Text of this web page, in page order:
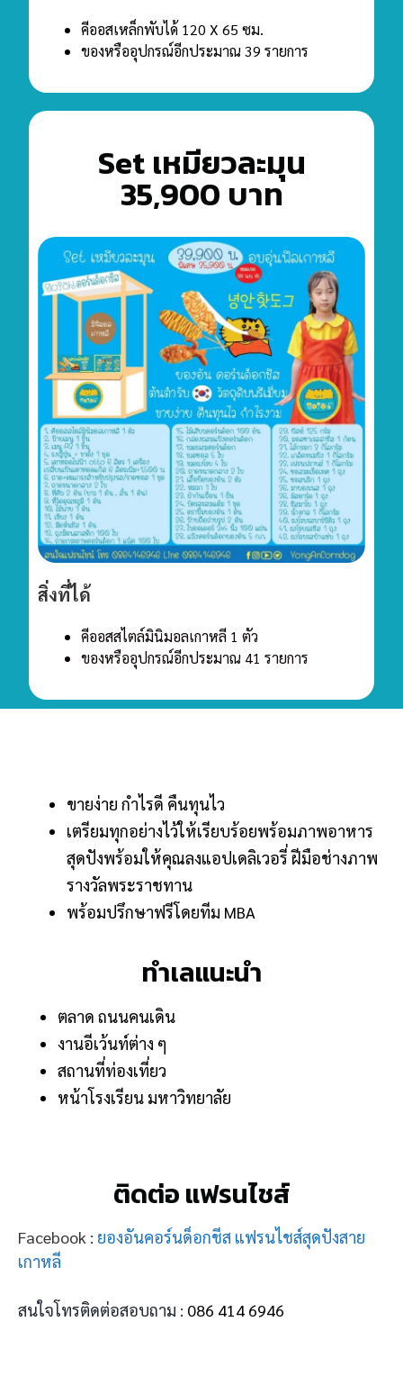
คีออสเหล็กพับได้ 120 X 65 ซม.
ของหรืออุปกรณ์อีกประมาณ 39 รายการ
Set เหมียวละมุน
35,900 บาท
สิ่งที่ได้
คีออสสไตล์มินิมอลเกาหลี 1 ตัว
ของหรืออุปกรณ์อีกประมาณ 41 รายการ
ขายง่าย กำไรดี คืนทุนไว
เตรียมทุกอย่างไว้ให้เรียบร้อยพร้อมภาพอาหาร
สุดปังพร้อมให้คุณลงแอปเดลิเวอรี่ ฝีมือช่างภาพ
รางวัลพระราชทาน
พร้อมปรึกษาฟรีโดยทีม MBA
ทำเลแนะนำ
ตลาด ถนนคนเดิน
งานอีเว้นท์ต่าง ๆ
สถานที่ท่องเที่ยว
หน้าโรงเรียน มหาวิทยาลัย
ติดต่อ แฟรนไชส์
Facebook : ยองอันคอร์นด็อกชีส แฟรนไชส์สุดปังสาย
เกาหลี
สนใจโทรติดต่อสอบถาม : 086 414 6946